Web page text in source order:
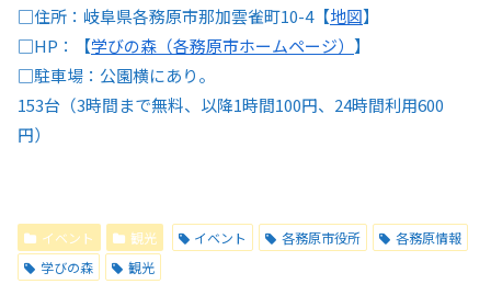
□住所：岐阜県各務原市那加雲雀町10-4【地図】
□HP：【学びの森（各務原市ホームページ） 】
□駐車場：公園横にあり。
153台（3時間まで無料、以降1時間100円、24時間利用600
円）
イベント 観光 イベント 各務原市役所
各務原情報
学びの森
観光